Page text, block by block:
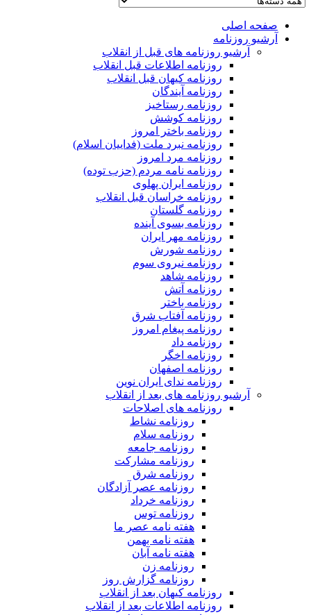
صفحه اصلی
آرشیو روزنامه
آرشیو روزنامه های قبل از انقلاب
روزنامه اطلاعات قبل انقلاب
روزنامه کیهان قبل انقلاب
روزنامه آیندگان
روزنامه رستاخیز
روزنامه کوشش
روزنامه باختر امروز
روزنامه نبرد ملت (فداییان اسلام)
روزنامه مرد امروز
روزنامه نامه مردم (حزب توده)
روزنامه ایران پهلوی
روزنامه خراسان قبل انقلاب
روزنامه گلستان
روزنامه بسوی آینده
روزنامه مهر ایران
روزنامه شورش
روزنامه نیروی سوم
روزنامه شاهد
روزنامه آتش
روزنامه باختر
روزنامه آفتاب شرق
روزنامه پیغام امروز
روزنامه داد
روزنامه اخگر
روزنامه اصفهان
روزنامه ندای ایران نوین
آرشیو روزنامه های بعد از انقلاب
روزنامه های اصلاحات
روزنامه نشاط
روزنامه سلام
روزنامه جامعه
روزنامه مشارکت
روزنامه شرق
روزنامه عصر آزادگان
روزنامه خرداد
روزنامه توس
هفته نامه عصر ما
هفته نامه بهمن
هفته نامه آبان
روزنامه زن
روزنامه گزارش روز
روزنامه کیهان بعد از انقلاب
روزنامه اطلاعات بعد از انقلاب